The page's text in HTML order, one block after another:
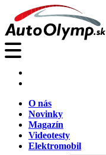
O nás
Novinky
Magazín
Videotesty
Elektromobil